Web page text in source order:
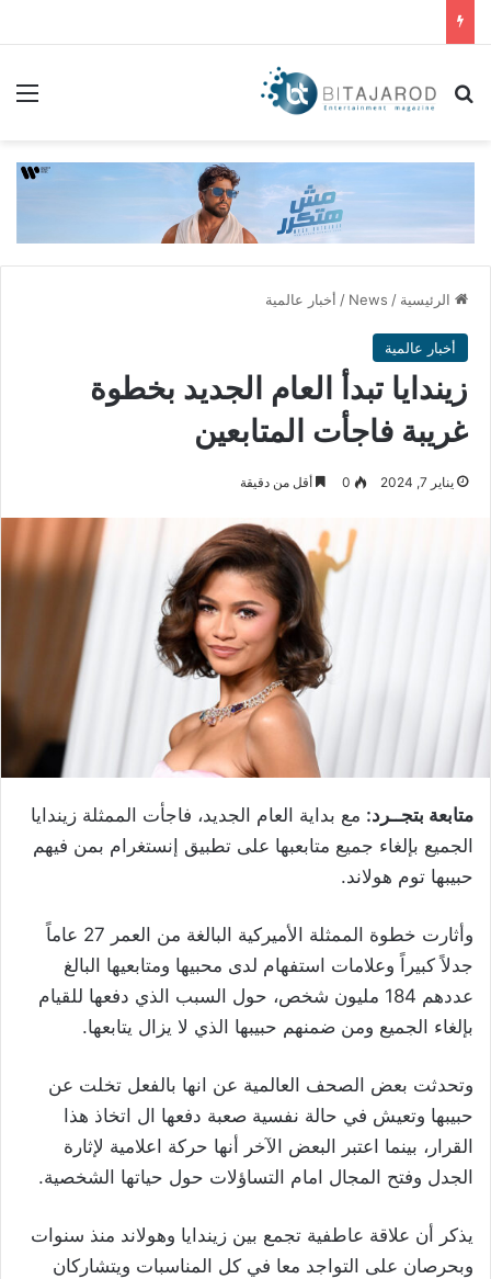
بحث عن
الرئيسية /
News
/ أخبار عالمية
أخبار عالمية
زيندايا تبدأ العام الجديد بخطوة
غريبة فاجأت المتابعين
يناير 7, 2024 0 أقل من دقيقة
متابعة بتجــرد: مع بداية العام الجديد، فاجأت الممثلة زيندايا
الجميع بإلغاء جميع متابعبها على تطبيق إنستغرام بمن فيهم
حبيبها توم هولاند.
وأثارت خطوة الممثلة الأميركية البالغة من العمر 27 عاماً
جدلاً كبيراً وعلامات استفهام لدى محبيها ومتابعيها البالغ
عددهم 184 مليون شخص، حول السبب الذي دفعها للقيام
بإلغاء الجميع ومن ضمنهم حبيبها الذي لا يزال يتابعها.
وتحدثت بعض الصحف العالمية عن انها بالفعل تخلت عن
حبيبها وتعيش في حالة نفسية صعبة دفعها ال اتخاذ هذا
القرار، بينما اعتبر البعض الآخر أنها حركة اعلامية لإثارة
الجدل وفتح المجال امام التساؤلات حول حياتها الشخصية.
يذكر أن علاقة عاطفية تجمع بين زيندايا وهولاند منذ سنوات
وبحرصان على التواجد معا في كل المناسبات ويتشاركان